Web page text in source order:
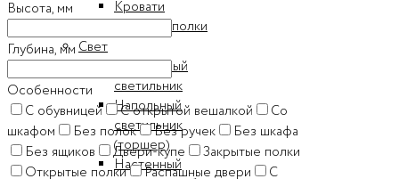
Кровати
Книжные полки
Свет
Настольный
светильник
Напольный
светильник
(торшер)
Настенный
Высота, мм
Глубина, мм
Особенности
C обувницей
C открытой вешалкой
Cо
шкафом
Без полок Без ручек
Без шкафа
Без ящиков
Двери-купе
Закрытые полки
Открытые полки
Распашные двери
С